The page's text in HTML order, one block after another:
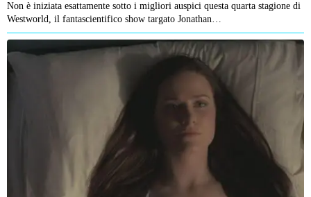
Non è iniziata esattamente sotto i migliori auspici questa quarta stagione di
Westworld, il fantascientifico show targato Jonathan…